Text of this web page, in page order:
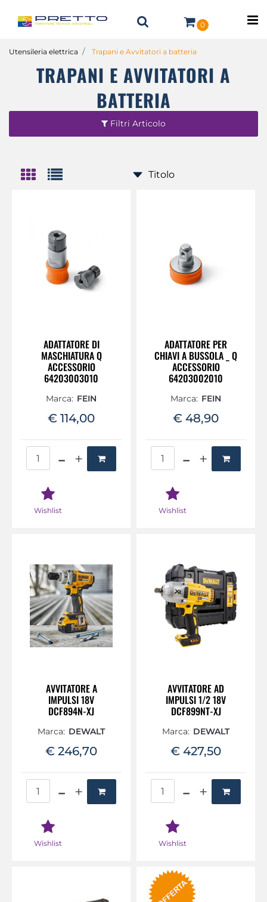
0
Utensileria elettrica Trapani e Avvitatori a batteria
TRAPANI E AVVITATORI A
BATTERIA
Filtri Articolo
ADATTATORE DI
MASCHIATURA Q
ACCESSORIO
64203003010
Marca: FEIN
€ 114,00
Wishlist
ADATTATORE PER
CHIAVI A BUSSOLA _ Q
ACCESSORIO
64203002010
Marca: FEIN
€ 48,90
Wishlist
AVVITATORE A
IMPULSI 18V
DCF894N-XJ
Marca: DEWALT
€ 246,70
Wishlist
AVVITATORE AD
IMPULSI 1/2 18V
DCF899NT-XJ
Marca: DEWALT
€ 427,50
Wishlist